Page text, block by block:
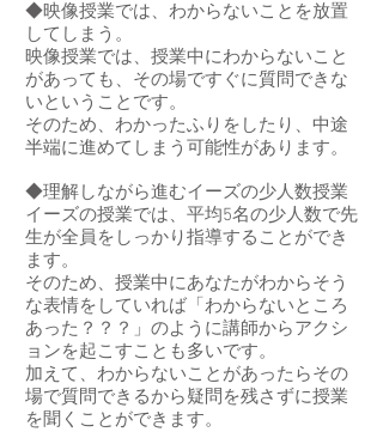
◆映像授業では、わからないことを放置
してしまう。
映像授業では、授業中にわからないこと
があっても、その場ですぐに質問できな
いということです。
そのため、わかったふりをしたり、中途
半端に進めてしまう可能性があります。
◆理解しながら進むイーズの少人数授業
イーズの授業では、平均5名の少人数で先
生が全員をしっかり指導することができ
ます。
そのため、授業中にあなたがわからそう
な表情をしていれば「わからないところ
あった？？？」のように講師からアクシ
ョンを起こすことも多いです。
加えて、わからないことがあったらその
場で質問できるから疑問を残さずに授業
を聞くことができます。